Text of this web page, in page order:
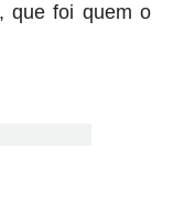
que foi quem o